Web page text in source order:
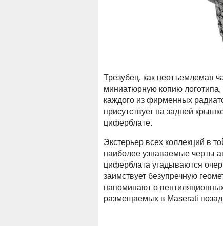
Трезубец, как неотъемлемая
миниатюрную копию логотипа,
каждого из фирменных
присутствует на задней
циферблате.
Экстерьер всех коллекций в
наиболее узнаваемые черты
циферблата угадываются
заимствует безупречную
напоминают о
размещаемых в Maserati